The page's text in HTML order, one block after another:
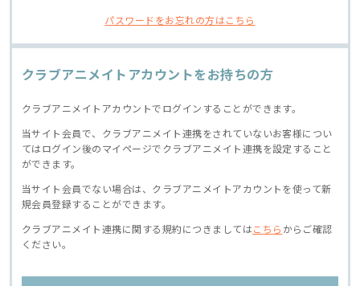
パスワードをお忘れの方はこちら
クラブアニメイトアカウントをお持ちの方
クラブアニメイトアカウントでログインすることができます。
当サイト会員で、クラブアニメイト連携をされていないお客様につい
てはログイン後のマイページでクラブアニメイト連携を設定すること
ができます。
当サイト会員でない場合は、クラブアニメイトアカウントを使って新
規会員登録することができます。
クラブアニメイト連携に関する規約につきましてはこちら からご確認
ください。